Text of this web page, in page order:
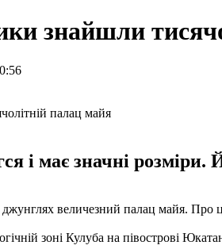
знайшли
і має значні
величезний палац майя. Про
зоні Кулуба на півострові